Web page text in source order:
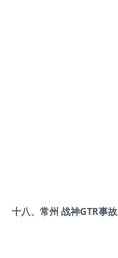
十八、常州 战神GTR事故